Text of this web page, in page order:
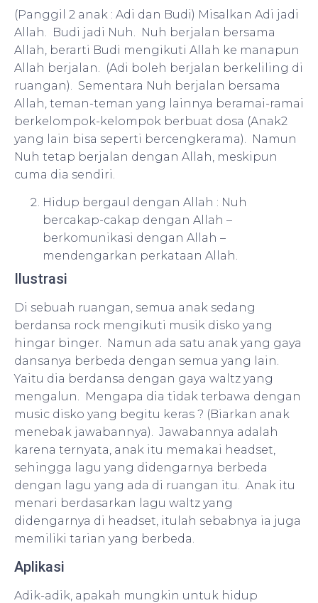
(Panggil 2 anak : Adi dan Budi) Misalkan Adi jadi
Allah. Budi jadi Nuh. Nuh berjalan bersama
Allah, berarti Budi mengikuti Allah ke manapun
Allah berjalan. (Adi boleh berjalan berkeliling di
ruangan). Sementara Nuh berjalan bersama
Allah, teman-teman yang lainnya beramai-ramai
berkelompok-kelompok berbuat dosa (Anak2
yang lain bisa seperti bercengkerama). Namun
Nuh tetap berjalan dengan Allah, meskipun
cuma dia sendiri.
Hidup bergaul dengan Allah : Nuh
bercakap-cakap dengan Allah –
berkomunikasi dengan Allah –
mendengarkan perkataan Allah.
Ilustrasi
Di sebuah ruangan, semua anak sedang
berdansa rock mengikuti musik disko yang
hingar binger. Namun ada satu anak yang gaya
dansanya berbeda dengan semua yang lain.
Yaitu dia berdansa dengan gaya waltz yang
mengalun. Mengapa dia tidak terbawa dengan
music disko yang begitu keras ? (Biarkan anak
menebak jawabannya). Jawabannya adalah
karena ternyata, anak itu memakai headset,
sehingga lagu yang didengarnya berbeda
dengan lagu yang ada di ruangan itu. Anak itu
menari berdasarkan lagu waltz yang
didengarnya di headset, itulah sebabnya ia juga
memiliki tarian yang berbeda.
Aplikasi
Adik-adik, apakah mungkin untuk hidup